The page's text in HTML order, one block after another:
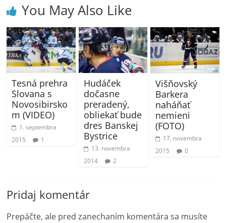
You May Also Like
Tesná prehra
Slovana s
Novosibirsko
m (VIDEO)
1. septembra
2015
1
Hudáček
dočasne
preradený,
obliekať bude
dres Banskej
Bystrice
13. novembra
2014
2
Višňovský
Barkera
naháňať
nemieni
(FOTO)
17. novembra
2015
0
Pridaj komentár
Prepáčte, ale pred zanechaním komentára sa musíte